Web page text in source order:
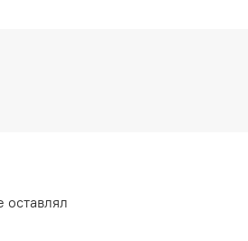
ткани
способствует коррекции и
гормонов, регулирующих
оставлял